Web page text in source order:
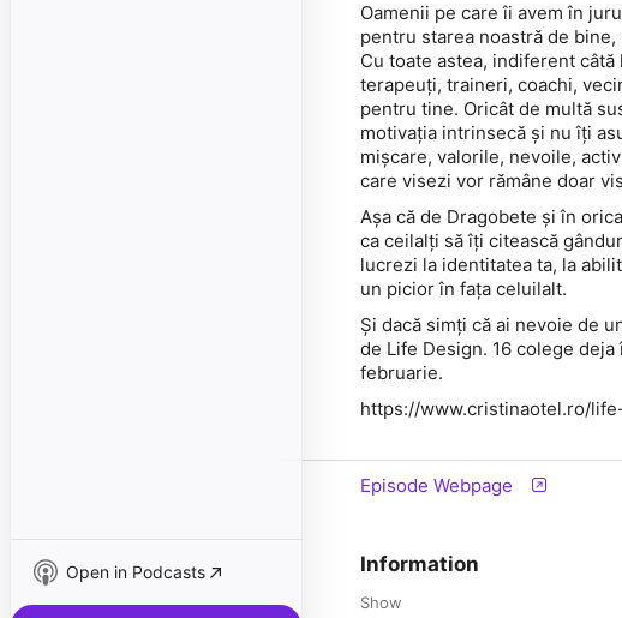
Open in Podcasts
Oamenii pe care îi avem în
pentru starea noastră de
Cu toate astea, indiferent
terapeuți, traineri, coachi,
pentru tine. Oricât de multă
motivația intrinsecă și nu îți
mișcare, valorile, nevoile,
care visezi vor rămâne doar
Așa că de Dragobete și în
ca ceilalți să îți citească
lucrezi la identitatea ta, la
un picior în fața celuilalt.
Și dacă simți că ai nevoie de
de Life Design. 16 colege
februarie.
https://www.cristinaotel.ro/
Episode Webpage
Information
Show